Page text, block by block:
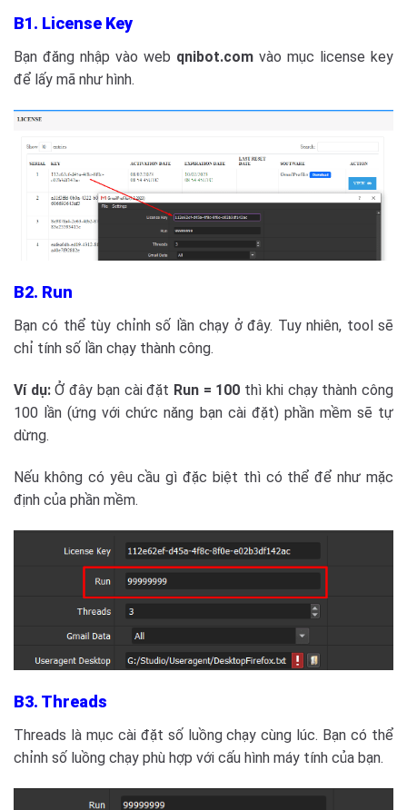
B1. License Key
Bạn đăng nhập vào web qnibot.com vào mục license key
để lấy mã như hình.
B2. Run
Bạn có thể tùy chỉnh số lần chạy ở đây. Tuy nhiên, tool sẽ
chỉ tính số lần chạy thành công.
Ví dụ:Ở đây bạn cài đặt Run = 100 thì khi chạy thành công
100 lần (ứng với chức năng bạn cài đặt) phần mềm sẽ tự
dừng.
Nếu không có yêu cầu gì đặc biệt thì có thể để như mặc
định của phần mềm.
B3. Threads
Threads là mục cài đặt số luồng chạy cùng lúc. Bạn có thể
chỉnh số luồng chạy phù hợp với cấu hình máy tính của bạn.